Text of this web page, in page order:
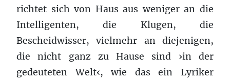
richtet sich von Haus aus weniger an die
Intelligenten, die Klugen, die
Bescheidwisser, vielmehr an diejenigen,
die nicht ganz zu Hause sind ›in der
gedeuteten Welt‹, wie das ein Lyriker